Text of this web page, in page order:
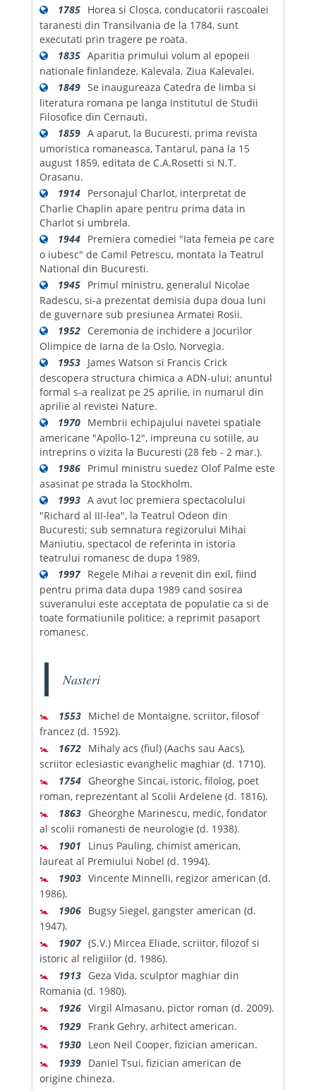
1785 Horea si Closca, conducatorii rascoalei
taranesti din Transilvania de la 1784, sunt
executati prin tragere pe roata.
1835 Aparitia primului volum al epopeii
nationale finlandeze, Kalevala. Ziua Kalevalei.
1849 Se inaugureaza Catedra de limba si
literatura romana pe langa Institutul de Studii
Filosofice din Cernauti.
1859 A aparut, la Bucuresti, prima revista
umoristica romaneasca, Tantarul, pana la 15
august 1859, editata de C.A.Rosetti si N.T.
Orasanu.
1914 Personajul Charlot, interpretat de
Charlie Chaplin apare pentru prima data in
Charlot si umbrela.
1944 Premiera comediei "Iata femeia pe care
o iubesc" de Camil Petrescu, montata la Teatrul
National din Bucuresti.
1945 Primul ministru, generalul Nicolae
Radescu, si-a prezentat demisia dupa doua luni
de guvernare sub presiunea Armatei Rosii.
1952 Ceremonia de inchidere a Jocurilor
Olimpice de Iarna de la Oslo, Norvegia.
1953 James Watson si Francis Crick
descopera structura chimica a ADN-ului; anuntul
formal s-a realizat pe 25 aprilie, in numarul din
aprilie al revistei Nature.
1970 Membrii echipajului navetei spatiale
americane "Apollo-12", impreuna cu sotiile, au
intreprins o vizita la Bucuresti (28 feb - 2 mar.).
1986 Primul ministru suedez Olof Palme este
asasinat pe strada la Stockholm.
1993 A avut loc premiera spectacolului
"Richard al III-lea", la Teatrul Odeon din
Bucuresti; sub semnatura regizorului Mihai
Maniutiu, spectacol de referinta in istoria
teatrului romanesc de dupa 1989.
1997 Regele Mihai a revenit din exil, fiind
pentru prima data dupa 1989 cand sosirea
suveranului este acceptata de populatie ca si de
toate formatiunile politice; a reprimit pasaport
romanesc.
Nasteri
🚼 1553 Michel de Montaigne, scriitor, filosof
francez (d. 1592).
🚼 1672 Mihaly acs (fiul) (Aachs sau Aacs),
scriitor eclesiastic evanghelic maghiar (d. 1710).
🚼 1754 Gheorghe Sincai, istoric, filolog, poet
roman, reprezentant al Scolii Ardelene (d. 1816).
🚼 1863 Gheorghe Marinescu, medic, fondator
al scolii romanesti de neurologie (d. 1938).
🚼 1901
Linus Pauling, chimist american,
laureat al Premiului Nobel (d. 1994).
🚼 1903 Vincente Minnelli, regizor american (d.
1986).
🚼 1906 Bugsy Siegel, gangster american (d.
1947).
🚼 1907 (S.V.) Mircea Eliade, scriitor, filozof si
istoric al religiilor (d. 1986).
🚼 1913 Geza Vida, sculptor maghiar din
Romania (d. 1980).
🚼 1926 Virgil Almasanu, pictor roman (d. 2009).
🚼 1929 Frank Gehry, arhitect american.
🚼 1930 Leon Neil Cooper, fizician american.
🚼 1939 Daniel Tsui, fizician american de
origine chineza.